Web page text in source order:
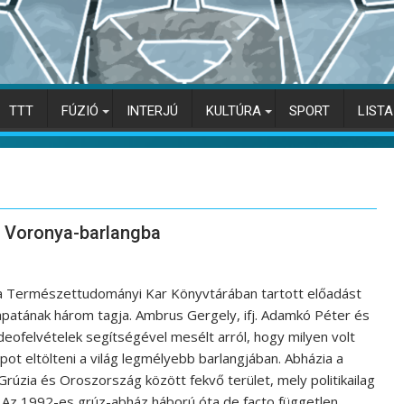
TTT FÚZIÓ INTERJÚ KULTÚRA SPORT LISTA
barlangba
Természettudományi Kar Könyvtárában tartott előadást
három tagja. Ambrus Gergely, ifj. Adamkó Péter és
segítségével mesélt arról, hogy milyen volt
eltölteni a világ legmélyebb barlangjában. Abházia a
és Oroszország között fekvő terület, mely politikailag